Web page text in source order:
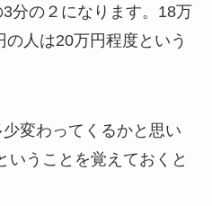
分の２になります。18万
人は20万円程度という
変わってくるかと思い
いうことを覚えておくと